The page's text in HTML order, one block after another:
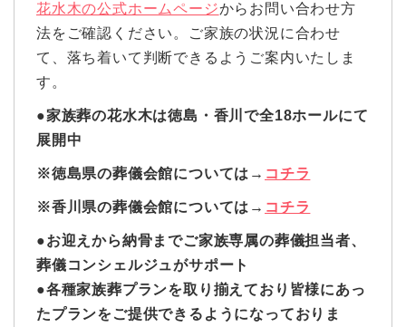
花水木の公式ホームページからお問い合わせ方
法をご確認ください。ご家族の状況に合わせ
て、落ち着いて判断できるようご案内いたしま
す。
●家族葬の花水木は徳島・香川で全18ホールにて
展開中
※徳島県の葬儀会館については→ コチラ
※香川県の葬儀会館については→ コチラ
●お迎えから納骨までご家族専属の葬儀担当者、
葬儀コンシェルジュがサポート
●各種家族葬プランを取り揃えており皆様にあっ
たプランをご提供できるようになっておりま